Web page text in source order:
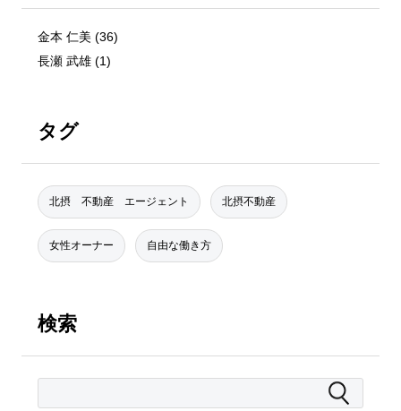
金本 仁美 (36)
長瀬 武雄(1)
タグ
北摂 不動産 エージェント 北摂不動産
女性オーナー 自由な働き方
検索